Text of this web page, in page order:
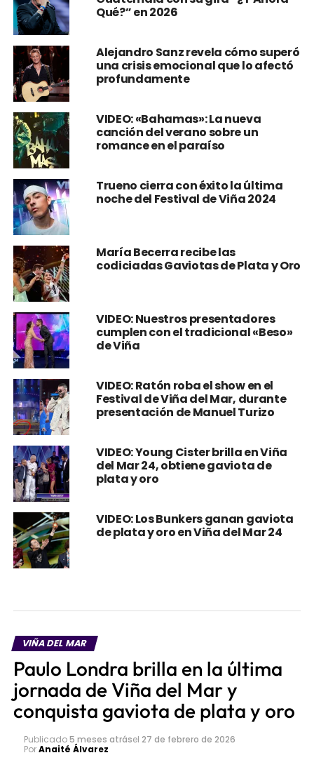
Qué?” en 2026
Alejandro Sanz revela cómo superó
una crisis emocional que lo afectó
profundamente
VIDEO: «Bahamas»: La nueva
canción del verano sobre un
romance en el paraíso
Trueno cierra con éxito la última
noche del Festival de Viña 2024
María Becerra recibe las
codiciadas Gaviotas de Plata y Oro
VIDEO: Nuestros presentadores
cumplen con el tradicional «Beso»
de Viña
VIDEO: Ratón roba el show en el
Festival de Viña del Mar, durante
presentación de Manuel Turizo
VIDEO: Young Cister brilla en Viña
del Mar 24, obtiene gaviota de
plata y oro
VIDEO: Los Bunkers ganan gaviota
de plata y oro en Viña del Mar 24
VIÑA DEL MAR
Paulo Londra brilla en la última
jornada de Viña del Mar y
conquista gaviota de plata y oro
Publicado5 meses atrásel 27 de febrero de 2026
PorAnaité Álvarez